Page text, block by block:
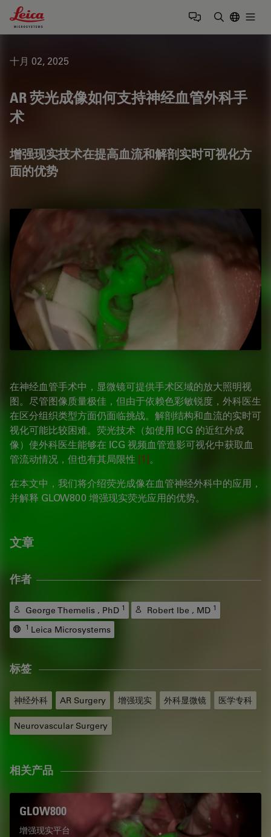
Leica Microsystems Logo
十月 02, 2025
AR 荧光成像如何支持神经血管外科手
术
增强现实技术在提高血流和解剖实时可视化方
面的优势
在神经血管手术中，显微镜可提供手术区域的放大照明视
图。尽管图像质量极佳，但由于依赖色彩敏锐度，外科医生
在区分组织类型方面仍面临挑战。解剖结构和血流的实时可
视化可能比较困难。荧光技术（如使用 ICG 的近红外成
像）使外科医生能够在 ICG 视频血管造影可视化中获取血
管流动情况，但也有其局限性 [1]。
在本文中，我们将介绍荧光成像在血管神经外科中的应用，
并解释 GLOW800 增强现实荧光应用的优势。
文章
作者
George Themelis , PhD 1 Robert Ibe , MD 1
1 Leica Microsystems
标签
神经外科 AR Surgery 增强现实 外科显微镜 医学专科
Neurovascular Surgery
相关产品
GLOW800
增强现实平台